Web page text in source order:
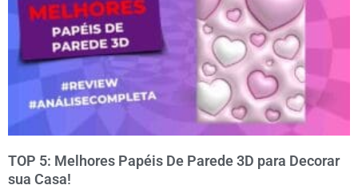
TOP 5: Melhores Papéis De Parede 3D para Decorar
sua Casa!